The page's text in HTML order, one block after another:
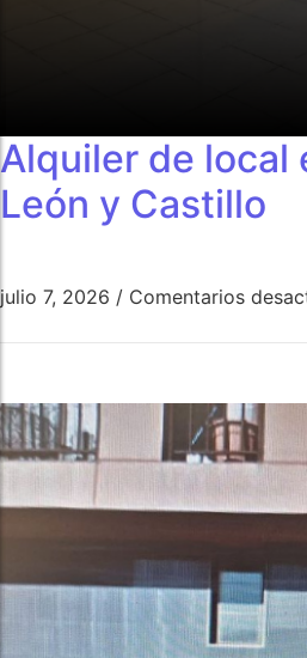
Alquiler de local
León y Castillo
julio 7, 2026 / Comentarios